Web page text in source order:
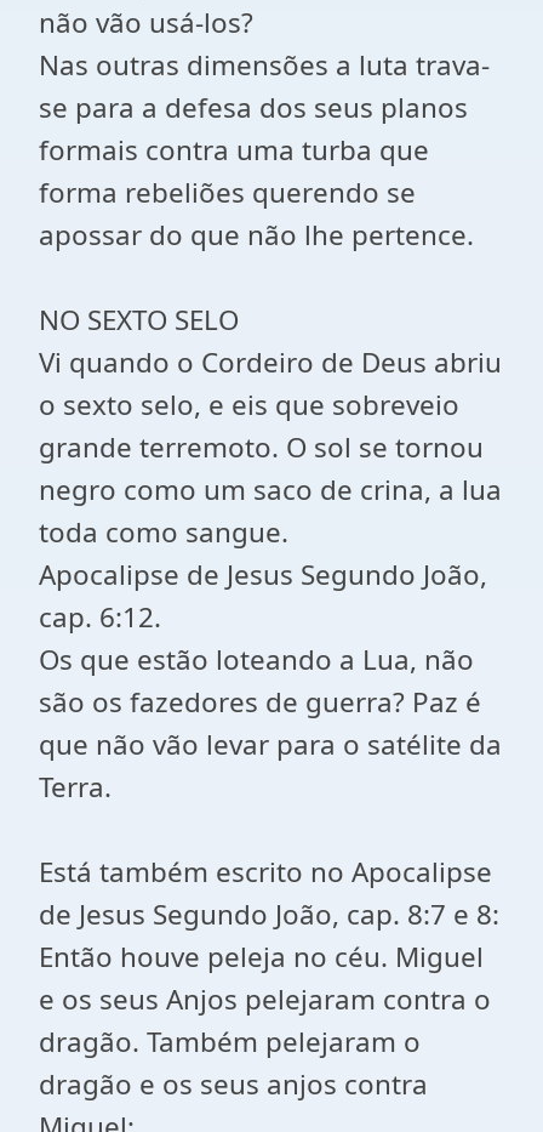
não vão usá-los?
Nas outras dimensões a luta trava-
se para a defesa dos seus planos
formais contra uma turba que
forma rebeliões querendo se
apossar do que não lhe pertence.
NO SEXTO SELO
Vi quando o Cordeiro de Deus abriu
o sexto selo, e eis que sobreveio
grande terremoto. O sol se tornou
negro como um saco de crina, a lua
toda como sangue.
Apocalipse de Jesus Segundo João,
cap. 6:12.
Os que estão loteando a Lua, não
são os fazedores de guerra? Paz é
que não vão levar para o satélite da
Terra.
Está também escrito no Apocalipse
de Jesus Segundo João, cap. 8:7 e 8:
Então houve peleja no céu. Miguel
e os seus Anjos pelejaram contra o
dragão. Também pelejaram o
dragão e os seus anjos contra